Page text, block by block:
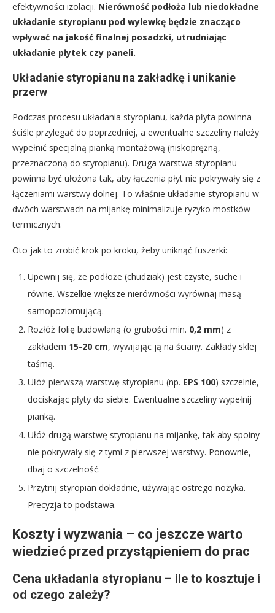
efektywności izolacji. Nierówność podłoża lub niedokładne
układanie styropianu pod wylewkę będzie znacząco
wpływać na jakość finalnej posadzki, utrudniając
układanie płytek czy paneli.
Układanie styropianu na zakładkę i unikanie
przerw
Podczas procesu układania styropianu, każda płyta powinna
ściśle przylegać do poprzedniej, a ewentualne szczeliny należy
wypełnić specjalną pianką montażową (niskoprężną,
przeznaczoną do styropianu). Druga warstwa styropianu
powinna być ułożona tak, aby łączenia płyt nie pokrywały się z
łączeniami warstwy dolnej. To właśnie układanie styropianu w
dwóch warstwach na mijankę minimalizuje ryzyko mostków
termicznych.
Oto jak to zrobić krok po kroku, żeby uniknąć fuszerki:
Upewnij się, że podłoże (chudziak) jest czyste, suche i
równe. Wszelkie większe nierówności wyrównaj masą
samopoziomującą.
Rozłóż folię budowlaną (o grubości min. 0,2 mm) z
zakładem 15-20 cm, wywijając ją na ściany. Zakłady sklej
taśmą.
Ułóż pierwszą warstwę styropianu (np. EPS 100) szczelnie,
dociskając płyty do siebie. Ewentualne szczeliny wypełnij
pianką.
Ułóż drugą warstwę styropianu na mijankę, tak aby spoiny
nie pokrywały się z tymi z pierwszej warstwy. Ponownie,
dbaj o szczelność.
Przytnij styropian dokładnie, używając ostrego nożyka.
Precyzja to podstawa.
Koszty i wyzwania – co jeszcze warto
wiedzieć przed przystąpieniem do prac
Cena układania styropianu – ile to kosztuje i
od czego zależy?